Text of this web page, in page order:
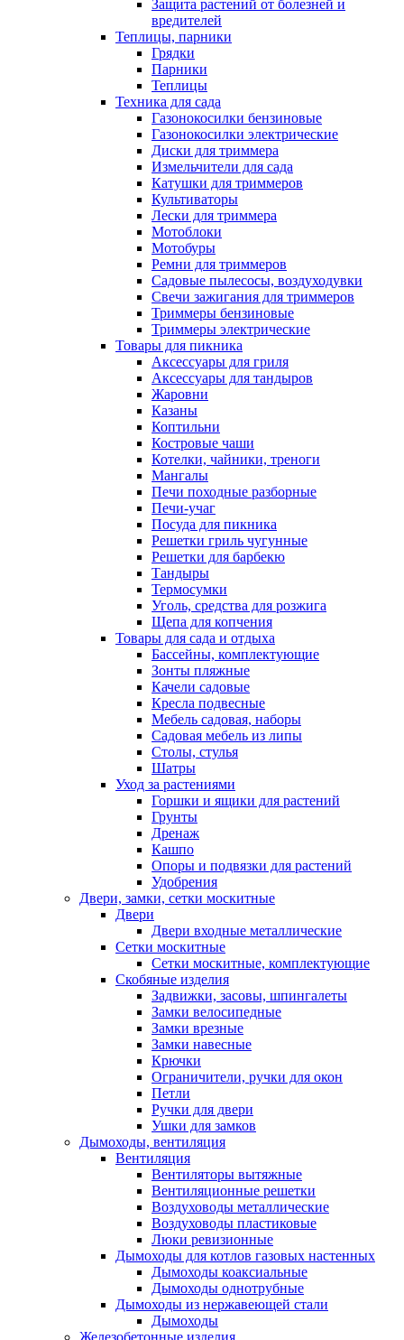
Защита растений от болезней и
вредителей
Теплицы, парники
Грядки
Парники
Теплицы
Техника для сада
Газонокосилки бензиновые
Газонокосилки электрические
Диски для триммера
Измельчители для сада
Катушки для триммеров
Культиваторы
Лески для триммера
Мотоблоки
Мотобуры
Ремни для триммеров
Садовые пылесосы, воздуходувки
Свечи зажигания для триммеров
Триммеры бензиновые
Триммеры электрические
Товары для пикника
Аксессуары для гриля
Аксессуары для тандыров
Жаровни
Казаны
Коптильни
Костровые чаши
Котелки, чайники, треноги
Мангалы
Печи походные разборные
Печи-учаг
Посуда для пикника
Решетки гриль чугунные
Решетки для барбекю
Тандыры
Термосумки
Уголь, средства для розжига
Щепа для копчения
Товары для сада и отдыха
Бассейны, комплектующие
Зонты пляжные
Качели садовые
Кресла подвесные
Мебель садовая, наборы
Садовая мебель из липы
Столы, стулья
Шатры
Уход за растениями
Горшки и ящики для растений
Грунты
Дренаж
Кашпо
Опоры и подвязки для растений
Удобрения
Двери, замки, сетки москитные
Двери
Двери входные металлические
Сетки москитные
Сетки москитные, комплектующие
Скобяные изделия
Задвижки, засовы, шпингалеты
Замки велосипедные
Замки врезные
Замки навесные
Крючки
Ограничители, ручки для окон
Петли
Ручки для двери
Ушки для замков
Дымоходы, вентиляция
Вентиляция
Вентиляторы вытяжные
Вентиляционные решетки
Воздуховоды металлические
Воздуховоды пластиковые
Люки ревизионные
Дымоходы для котлов газовых настенных
Дымоходы коаксиальные
Дымоходы однотрубные
Дымоходы из нержавеющей стали
Дымоходы
Железобетонные изделия